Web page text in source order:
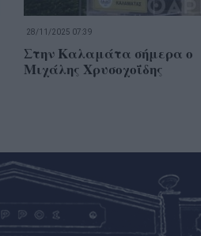
28/11/2025 07:39
Στην Καλαμάτα σήμερα ο
Μιχάλης Χρυσοχοΐδης